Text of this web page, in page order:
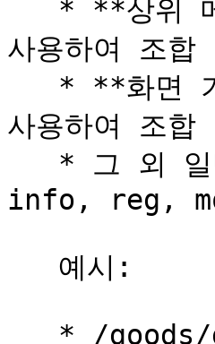
사용하여 조합
사용하여 조합
info, reg,